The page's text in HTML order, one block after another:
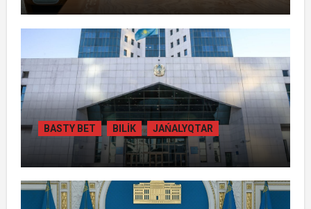
ПРЕЗИДЕНТ «БӘЙТЕРЕК» ХОЛДИНГІНІҢ
БАСШЫСЫН ҚАБЫЛДАДЫ
BASTY BET BILİK JAŃALYQTAR
ЖАМБЫЛ ОБЛЫСЫНДА
ҚАЙТАРЫЛҒАН АКТИВТЕР ЕСЕБІНЕН
84 МЫҢ ТҰРҒЫН ТҰРАҚТЫ ГАЗБЕН
ҚАМТЫЛАДЫ